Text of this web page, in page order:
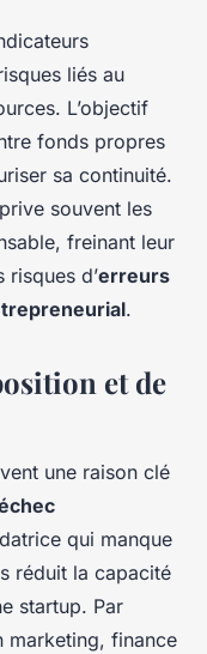
liés au
L’objectif
fonds propres
sa continuité.
souvent les
freinant leur
risques d’erreurs
.
et de
une raison clé
qui manque
réduit la capacité
startup. Par
marketing, finance